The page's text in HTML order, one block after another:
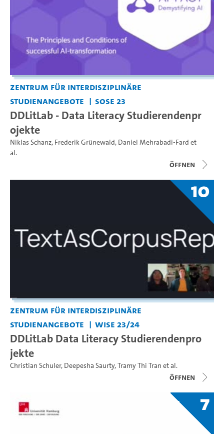
Zentrum für interdisziplinäre
Studienangebote
SoSe 23
DDLitLab - Data Literacy Studierendenpr
ojekte
Niklas Schanz, Frederik Grünewald, Daniel Mehrabadi-Fard et
al.
Öffnen
10
Zentrum für interdisziplinäre
Studienangebote
WiSe 23/24
DDLitLab Data Literacy Studierendenpro
jekte
Christian Schuler, Deepesha Saurty,Tramy Thi Tran et al.
Öffnen
7